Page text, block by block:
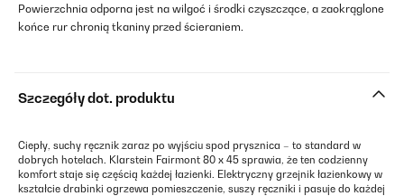
Powierzchnia odporna jest na wilgoć i środki czyszczące, a zaokrąglone
końce rur chronią tkaniny przed ścieraniem.
Szczegóły dot. produktu
Ciepły, suchy ręcznik zaraz po wyjściu spod prysznica – to standard w
dobrych hotelach. Klarstein Fairmont 80 x 45 sprawia, że ten codzienny
komfort staje się częścią każdej łazienki. Elektryczny grzejnik łazienkowy w
kształcie drabinki ogrzewa pomieszczenie, suszy ręczniki i pasuje do każdej